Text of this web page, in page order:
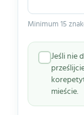
Minimum 15
Jeśli nie
mieście.